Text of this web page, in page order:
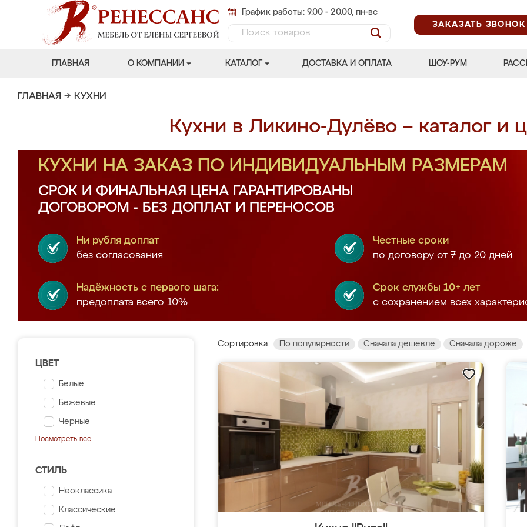
График работы: 9.00 - 20.00, пн-вс
ЗАКАЗАТЬ ЗВОНОК
ГЛАВНАЯ О КОМПАНИИ КАТАЛОГ ДОСТАВКА И ОПЛАТА ШОУ-РУМ
ГЛАВНАЯ → КУХНИ
Кухни в Ликино-Дулёво – каталог и
КУХНИ НА ЗАКАЗ ПО ИНДИВИДУАЛЬНЫМ РАЗМЕРАМ
СРОК И ФИНАЛЬНАЯ ЦЕНА ГАРАНТИРОВАНЫ
ДОГОВОРОМ - БЕЗ ДОПЛАТ И ПЕРЕНОСОВ
Ни рубля доплат
без согласования
Честные сроки
по договору от 7 до 20 дней
Надёжность с первого шага:
предоплата всего 10%
Срок службы 10+ лет
с сохранением всех
ЦВЕТ
Белые
Бежевые
Черные
Посмотреть все
СТИЛЬ
Неоклассика
Классические
Сортировка: По популярности Сначала дешевле Сначала дороже